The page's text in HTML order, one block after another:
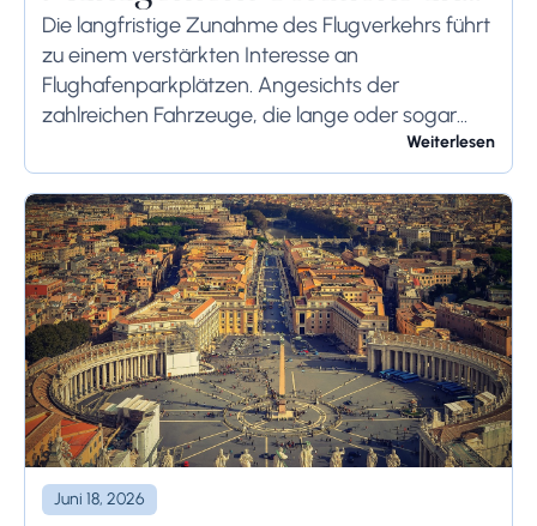
Systems
Die langfristige Zunahme des Flugverkehrs führt
zu einem verstärkten Interesse an
Flughafenparkplätzen. Angesichts der
zahlreichen Fahrzeuge, die lange oder sogar
wochenlang auf dem Flughafengelände
verbleiben, sollten die bodenseitigen
Begrenzungen angemessen berücksichtigt
werden, um schwerwiegende Folgen zu...
Weiterlesen
Juni 18, 2026